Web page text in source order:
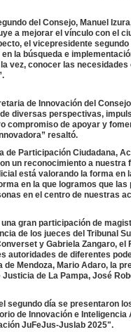
del Consejo, Manuel
a mejorar el vínculo con el
el vicepresidente
la búsqueda e
vez, conocer las
de Innovación del
diversas perspectivas,
compromiso de apoyar y
resaltó.
de Participación Ciudadana,
un reconocimiento a
está valorando la forma
en la que logramos que
en el centro de nuestras
gran participación de
de los jueces del Tribunal
y Gabriela Zangaro,
autoridades de diferentes
Mendoza, Mario Adaro, la
de La Pampa, José
segundo día se presentaron
de Innovación e
JuFeJus-Juslab 2025".